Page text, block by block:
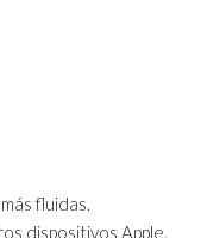
fluidas.
dispositivos Apple.